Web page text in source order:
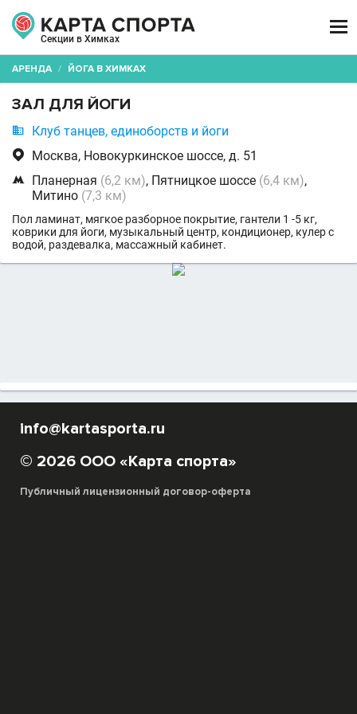
Секции в Химках

АРЕНДА / ЙОГА В ХИМКАХ
ЗАЛ ДЛЯ ЙОГИ
 Клуб танцев, единоборств и йоги
 Москва, Новокуркинское шоссе, д. 51
 Планерная (6,2 км), Пятницкое шоссе (6,4 км),
Митино (7,3 км)
Пол ламинат, мягкое разборное покрытие, гантели 1 -5 кг,
коврики для йоги, музыкальный центр, кондиционер, кулер с
водой, раздевалка, массажный кабинет.
info@kartasporta.ru
© 2026 ООО «Карта спорта»
Публичный лицензионный договор-оферта